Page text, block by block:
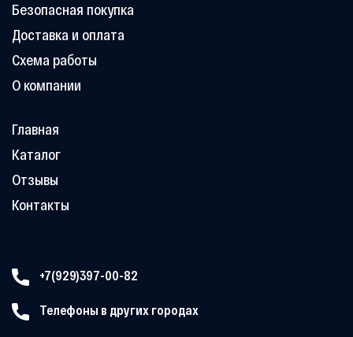
Безопасная покупка
Доставка и оплата
Схема работы
О компании
Главная
Каталог
Отзывы
Контакты
+7(929)397-00-82
Телефоны в других городах